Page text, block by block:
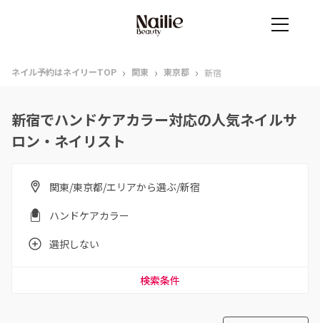
ネイル予約はネイリーTOP › 関東 › 東京都 › 新宿
新宿でハンドケアカラー対応の人気ネイルサ
ロン・ネイリスト
関東/東京都/エリアから選ぶ/新宿
ハンドケアカラー
選択しない
検索条件